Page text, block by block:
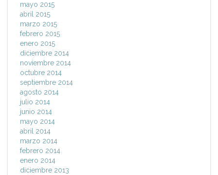
mayo 2015
abril 2015
marzo 2015
febrero 2015
enero 2015
diciembre 2014
noviembre 2014
octubre 2014
septiembre 2014
agosto 2014
julio 2014
junio 2014
mayo 2014
abril 2014
marzo 2014
febrero 2014
enero 2014
diciembre 2013